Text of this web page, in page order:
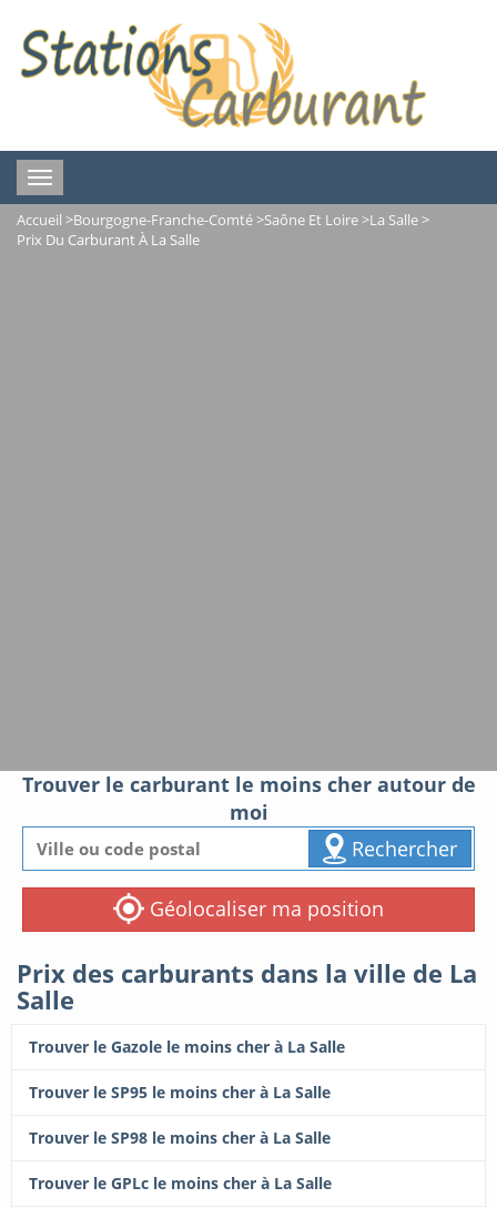
Toggle
navigation
Accueil >Bourgogne-Franche-Comté>Saône Et Loire>La Salle>
Prix Du Carburant À La Salle
Trouver le carburant le moins cher autour de
moi
Rechercher
Géolocaliser ma position
Prix des carburants dans la ville de La
Salle
Trouver le Gazole le moins cher à La Salle
Trouver le SP95 le moins cher à La Salle
Trouver le SP98 le moins cher à La Salle
Trouver le GPLc le moins cher à La Salle